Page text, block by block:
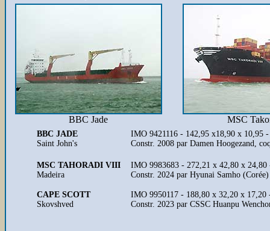
BBC Jade MSC
BBC JADE
Saint John's
IMO 9421116 - 142,95 x18,90 x 10,95
Constr. 2008 par Damen Hoogezand,
MSC TAHORADI VIII
Madeira
IMO 9983683 - 272,21 x 42,80 x
Constr. 2024 par Hyunai Samho
CAPE SCOTT
Skovshved
IMO 9950117 - 188,80 x 32,20 x
Constr. 2023 par CSSC Huanpu